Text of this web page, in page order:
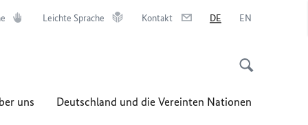
Leichte Sprache Kontakt DE EN
uns Deutschland und die Vereinten Nationen